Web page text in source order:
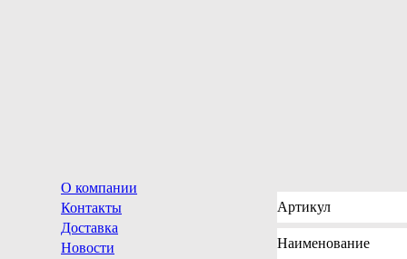
О компании
Контакты
Доставка
Новости
Артикул
Наименование